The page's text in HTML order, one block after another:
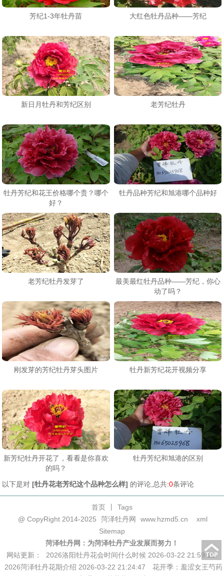
芳纪1-3年牡丹苗 大红色牡丹品种——芳纪
新日月牡丹和芳纪区别 老芳纪牡丹
牡丹芳纪和花王价格哪个贵？哪个
好？
牡丹品种芳纪和旭港哪个品种好
老芳纪牡丹发芽了
最美最红牡丹品种——芳纪，你心
动了吗？
刚发芽的芳纪牡丹芽头图片 牡丹新芳纪花开视频分享
新芳纪牡丹开花了，看看是你喜欢
的吗？
牡丹芳纪和旭港的区别
以下是对 [牡丹花老芳纪这个品种怎么样] 的评论,总共:0条评论
首页
Tags
@ CopyRight 2014-2025
菏泽牡丹网 www.hzmd5.cn
xml
Sitemap
菏泽牡丹网：为菏泽牡丹产业发展而努力！
网站更新：
2026洛阳牡丹花会时间什么时候 2026-03-22 21:59:12
2026菏泽牡丹花期介绍 2026-03-22 21:24:47
花开季：羞涩女王芍药